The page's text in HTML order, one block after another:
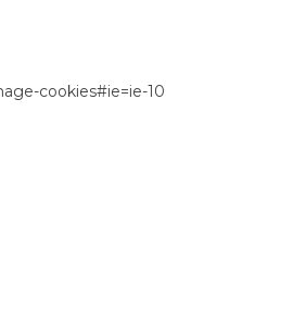
cookies#ie=ie-10